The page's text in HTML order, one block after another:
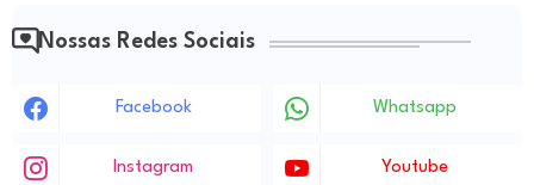
Nossas Redes Sociais
Facebook Whatsapp
Instagram Youtube